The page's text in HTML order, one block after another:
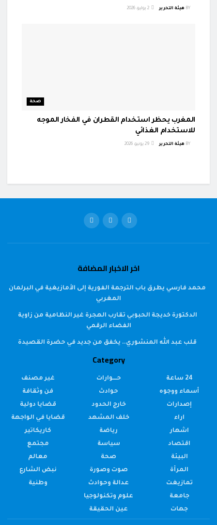
BY هيئة التحرير
صحة
المغرب يحظر استخدام القطران في الفخار الموجه
للاستخدام الغذائي
BY هيئة التحرير
اخر الاخبار المضافة
محمد فارسي يطرق باب الترجمة الفورية إلى الأمازيغية في البرلمان
المغربي
الدكتورة خديجة الحبوبي تقارب الهجرة غير النظامية من زاوية
الفضاء الرقمي
قلب عبد الله المنشوري.. يخفق من جديد في حضرة القصيدة
Category
24 ساعة
أسماء ووجوه
إصدارات
اراء
اشهار
اقتصاد
البيئة
المرأة
تمازيغت
جامعة
جهات
حــــوارات
حوادث
خارج الحدود
خلف المشهد
رياضة
سياسة
صحة
صوت وصورة
عدالة وحوادث
علوم وتكنولوجيا
عين الحقيقة
غير مصنف
فن وثقافة
قضايا دولية
قضايا في الواجهة
كاريكاتير
مجتمع
معالم
نبض الشارع
وطنية